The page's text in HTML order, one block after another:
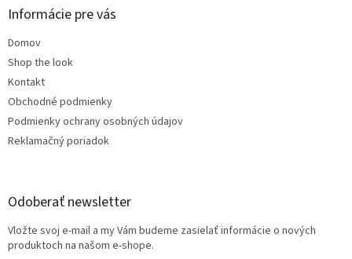
Informácie pre vás
Domov
Shop the look
Kontakt
Obchodné podmienky
Podmienky ochrany osobných údajov
Reklamačný poriadok
Odoberať newsletter
Vložte svoj e-mail a my Vám budeme zasielať informácie o nových
produktoch na našom e-shope.